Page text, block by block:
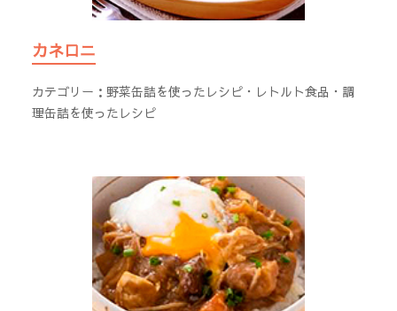
カネロニ
カテゴリー： 野菜缶詰を使ったレシピ ・ レトルト食品・調
理缶詰を使ったレシピ